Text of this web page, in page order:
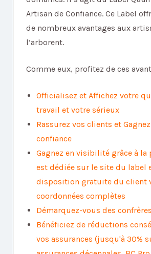
Artisan de Confiance. Ce Label
de nombreux avantages aux
l’arborent.
Comme eux, profitez de ces
Officialisez et Affichez votre
travail et votre sérieux
Rassurez vos clients et
confiance
Gagnez en visibilité grâce à la
est dédiée sur le site du label
disposition gratuite du client
coordonnées complètes
Démarquez-vous des confrères
Bénéficiez de réductions
vos assurances (jusqu'à 30%